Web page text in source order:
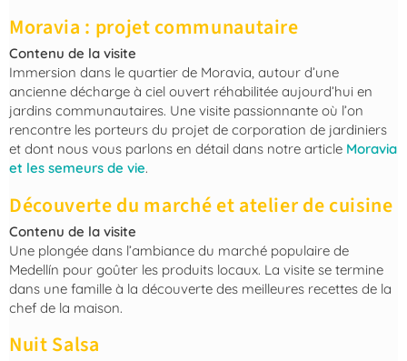
Moravia : projet communautaire
Contenu de la visite
Immersion dans le quartier de Moravia, autour d’une
ancienne décharge à ciel ouvert réhabilitée aujourd’hui en
jardins communautaires. Une visite passionnante où l’on
rencontre les porteurs du projet de corporation de jardiniers
et dont nous vous parlons en détail dans notre article Moravia
et les semeurs de vie.
Découverte du marché et atelier de cuisine
Contenu de la visite
Une plongée dans l’ambiance du marché populaire de
Medellín pour goûter les produits locaux. La visite se termine
dans une famille à la découverte des meilleures recettes de la
chef de la maison.
Nuit Salsa